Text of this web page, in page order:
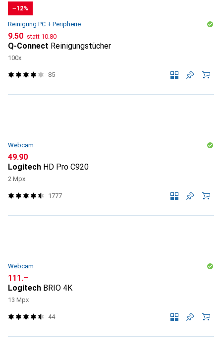
−12%
Reinigung PC + Peripherie
CHF
9.50 statt CHF
10.80
Q-Connect Reinigungstücher
100x
85
Webcam
CHF
49.90
Logitech HD Pro C920
2 Mpx
1777
Webcam
CHF
111.–
Logitech BRIO 4K
13 Mpx
44